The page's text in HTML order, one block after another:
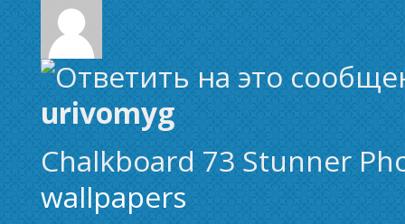
urivomyg
Chalkboard 73 Stunner
wallpapers